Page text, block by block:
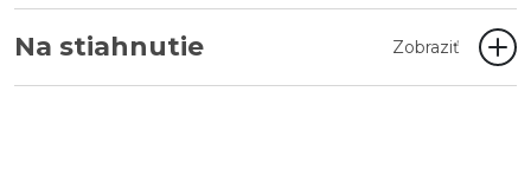
Na stiahnutie Zobraziť